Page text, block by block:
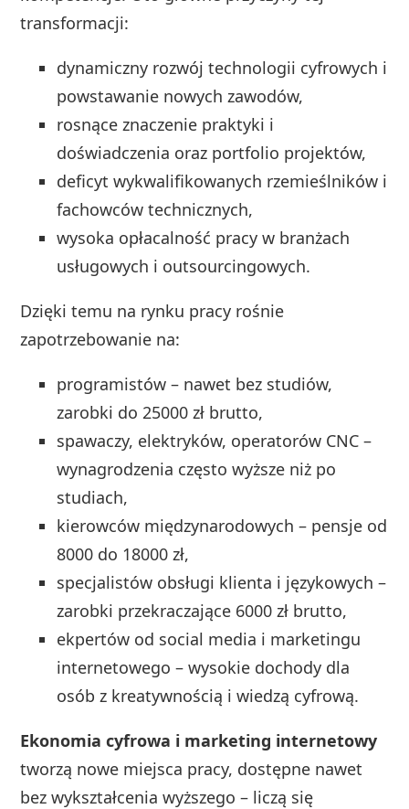
transformacji:
dynamiczny rozwój technologii cyfrowych i
powstawanie nowych zawodów,
rosnące znaczenie praktyki i
doświadczenia oraz portfolio projektów,
deficyt wykwalifikowanych rzemieślników i
fachowców technicznych,
wysoka opłacalność pracy w branżach
usługowych i outsourcingowych.
Dzięki temu na rynku pracy rośnie
zapotrzebowanie na:
programistów – nawet bez studiów,
zarobki do 25000 zł brutto,
spawaczy, elektryków, operatorów CNC –
wynagrodzenia często wyższe niż po
studiach,
kierowców międzynarodowych – pensje od
8000 do 18000 zł,
specjalistów obsługi klienta i językowych –
zarobki przekraczające 6000 zł brutto,
ekpertów od social media i marketingu
internetowego – wysokie dochody dla
osób z kreatywnością i wiedzą cyfrową.
Ekonomia cyfrowa i marketing internetowy
tworzą nowe miejsca pracy, dostępne nawet
bez wykształcenia wyższego – liczą się